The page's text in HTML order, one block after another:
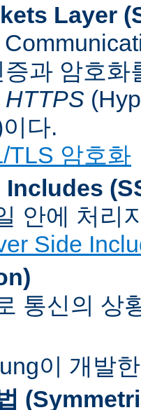
Layer
증과 암호
HTTPS
다.
TLS 암호화
Includes
안에 처리
Side
통신의 상
이 개발